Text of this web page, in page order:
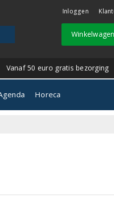
Inloggen
Winkelwagen
Vanaf 50 euro gratis bezorging
Horeca